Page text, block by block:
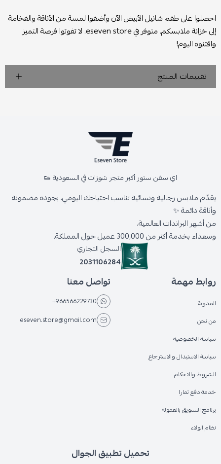
احصلوا على طقم شانيل الأبيض الآن وأضفوا لمسة من الأناقة والفخامة
إلى خزانة ملابسكم. متوفر في eseven store. لا تفوتوا فرصة التميز
واقتنوه اليوم!
تقييمات المنتج
اي سفن ستور أكبر متجر شوزات في السعودية 👟
يقدّم ملابس رجالية ونسائية تناسب احتياجك اليومي، بجودة مضمونة
وأناقة دائمة ✨
من أشهر البراندات العالمية،
وسعداء بخدمة أكثر من 300,000 عميل حول المملكة.
السجل التجاري
2031106284
روابط مهمة
المدونة
من نحن
سياسة الخصوصية
سياسة الاستبدال والاسترجاع
الشروط والاحكام
خدمة دفع تمارا
برنامج التسويق بالعمولة
نظام الولاء
تواصل معنا
+966566229730
eseven.store@gmail.com
تحميل تطبيق الجوال